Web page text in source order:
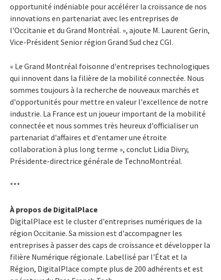
opportunité indéniable pour accélérer la croissance de nos
innovations en partenariat avec les entreprises de
l'Occitanie et du Grand Montréal. », ajoute M. Laurent Gerin,
Vice-Président Senior région Grand Sud chez CGI.
« Le Grand Montréal foisonne d'entreprises technologiques
qui innovent dans la filière de la mobilité connectée. Nous
sommes toujours à la recherche de nouveaux marchés et
d'opportunités pour mettre en valeur l'excellence de notre
industrie. La France est un joueur important de la mobilité
connectée et nous sommes très heureux d'officialiser un
partenariat d'affaires et d'entamer une étroite
collaboration à plus long terme », conclut Lidia Divry,
Présidente-directrice générale de TechnoMontréal.
***
À propos de DigitalPlace
DigitalPlace est le cluster d'entreprises numériques de la
région Occitanie. Sa mission est d'accompagner les
entreprises à passer des caps de croissance et développer la
filière Numérique régionale. Labellisé par l'État et la
Région, DigitalPlace compte plus de 200 adhérents et est